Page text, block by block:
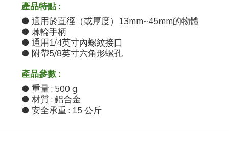
產品特點 :
● 適用於直徑（或厚度）13mm~45mm的物體
● 棘輪手柄
● 通用1/4英寸內螺紋接口
● 附帶5/8英寸六角形螺孔
產品參數 :
● 重量 : 500 g
● 材質 : 鋁合金
● 安全承重 : 15 公斤